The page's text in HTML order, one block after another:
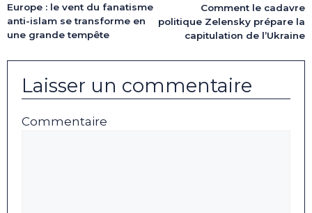
Europe : le vent du fanatisme
anti-islam se transforme en
une grande tempête
Comment le cadavre
politique Zelensky prépare la
capitulation de l’Ukraine
Laisser un commentaire
Commentaire